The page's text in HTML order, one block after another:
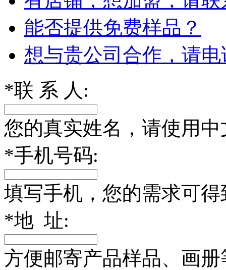
能否提供免费样品？
想与贵公司合作，请
*联 系 人:
您的真实姓名，请使用中
*手机号码:
填写手机，您的需求可
*地 址:
方便邮寄产品样品、画